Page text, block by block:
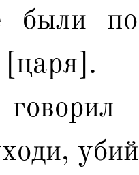
были
[царя].